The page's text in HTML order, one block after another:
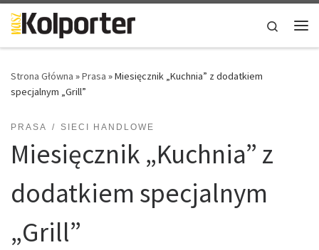
Skip to content
Search
Strona Główna »Prasa »Miesięcznik „Kuchnia” z dodatkiem
specjalnym „Grill”
PRASA SIECI HANDLOWE
Miesięcznik „Kuchnia” z
dodatkiem specjalnym
„Grill”